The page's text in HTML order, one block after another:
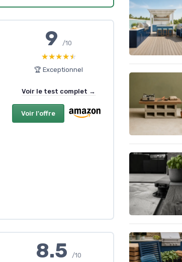
9/10
★★★★★
★★★★★
🏆 Exceptionnel
Voir le test complet →
Voir l'offre
8.5/10